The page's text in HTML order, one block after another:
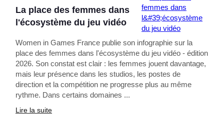
La place des femmes dans
l'écosystème du jeu vidéo
Women in Games France publie son infographie sur la
place des femmes dans l'écosystème du jeu vidéo - édition
2026. Son constat est clair : les femmes jouent davantage,
mais leur présence dans les studios, les postes de
direction et la compétition ne progresse plus au même
rythme. Dans certains domaines ...
Lire la suite